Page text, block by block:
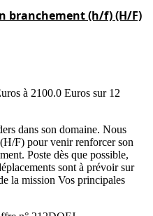
branchement (h/f) (H/F)
à 2100.0 Euros sur 12
dans son domaine. Nous
F) pour venir renforcer son
Poste dès que possible,
sont à prévoir sur
la mission Vos principales